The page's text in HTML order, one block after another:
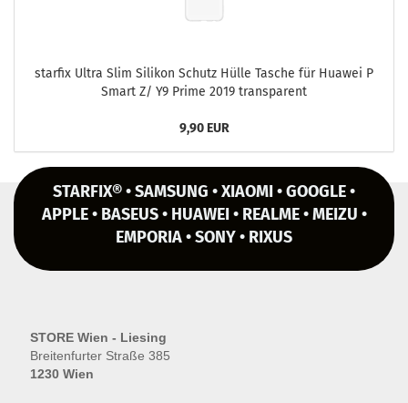
star­fix Ultra Slim Si­li­kon Schutz Hülle Ta­sche für Hua­wei P
Smart Z/ Y9 Prime 2019 trans­pa­rent
9,90 EUR
STARFIX® • SAMSUNG • XIAOMI • GOOGLE •
APPLE • BASEUS • HUAWEI • REALME • MEIZU •
EMPORIA • SONY • RIXUS
STORE Wien - Liesing
Breitenfurter Straße 385
1230 Wien